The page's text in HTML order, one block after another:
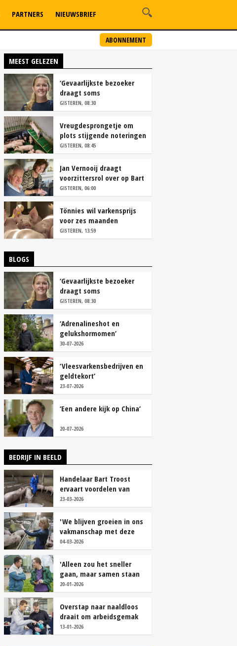
ABONNEMENT
PARTNERS NIEUWSBRIEF
MEEST GELEZEN
‘Gevaarlijkste bezoeker
draagt soms
overschoenen’
GISTEREN, 08:30
Vreugdesprongetje om
plots stijgende noteringen
GISTEREN, 08:45
Jan Vernooij draagt
voorzittersrol over op Bart
Camps
GISTEREN, 06:00
Tönnies wil varkensprijs
voor zes maanden
vastleggen
GISTEREN, 13:59
BLOGS
‘Gevaarlijkste bezoeker
draagt soms
overschoenen’
GISTEREN, 08:30
‘Adrenalineshot en
gelukshormomen’
30-07-2026
‘Vleesvarkensbedrijven en
geldtekort’
23-07-2026
‘Een andere kijk op China’
20-07-2026
BEDRIJF IN BEELD
Handelaar Bart Troost
ervaart voordelen van
coöperatieve voerfusie
23-03-2026
'We blijven groeien in ons
vakmanschap met deze
teamaanpak'
04-03-2026
'Alleen zou het sneller
gaan, maar samen staan
we stukken sterker'
20-01-2026
Overstap naar naaldloos
draait om arbeidsgemak
en diervriendelijkheid
13-01-2026